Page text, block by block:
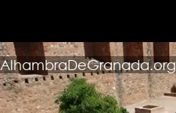
AlhambraDeGranada.org